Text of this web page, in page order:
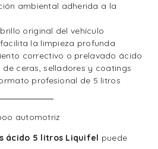
ambiental adherida a la
original del vehículo
la limpieza profunda
correctivo o prelavado ácido
ceras, selladores y coatings
profesional de 5 litros
automotriz
ácido 5 litros Liquifel puede